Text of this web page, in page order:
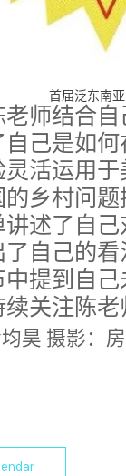
首届泛东南
师结合
己是如
活运用
乡村问
述了自
自己的
提到自
关注陈
昊 摄影：